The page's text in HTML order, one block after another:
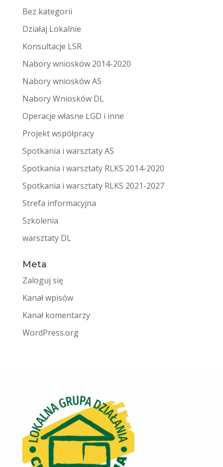
Bez kategorii
Działaj Lokalnie
Konsultacje LSR
Nabory wniosków 2014-2020
Nabory wniosków AS
Nabory Wniosków DL
Operacje własne LGD i inne
Projekt współpracy
Spotkania i warsztaty AS
Spotkania i warsztaty RLKS 2014-2020
Spotkania i warsztaty RLKS 2021-2027
Strefa informacyjna
Szkolenia
warsztaty DL
Meta
Zaloguj się
Kanał wpisów
Kanał komentarzy
WordPress.org